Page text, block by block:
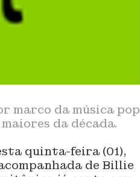
marco da música pop
da década.
quinta-feira (01),
de Billie